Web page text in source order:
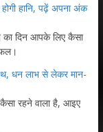
हानि, पढ़ें अपना अंक
दिन आपके लिए कैसा
धन लाभ से लेकर मान-
रहने वाला है, आइए